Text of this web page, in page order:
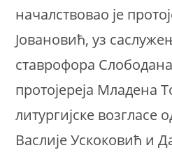
началствовао је
Јовановић, уз
ставрофора
протојереја Младена
литургијске возгласе
Васлије Ускоковић и